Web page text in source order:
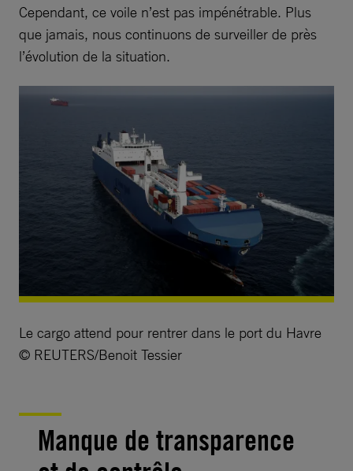
Cependant, ce voile n’est pas impénétrable. Plus
que jamais, nous continuons de surveiller de près
l’évolution de la situation.
Le cargo attend pour rentrer dans le port du Havre
© REUTERS/Benoit Tessier
Manque de transparence